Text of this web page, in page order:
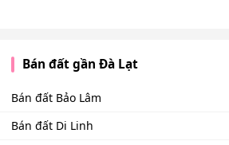
Bán đất gần Đà Lạt
Bán đất Bảo Lâm
Bán đất Di Linh